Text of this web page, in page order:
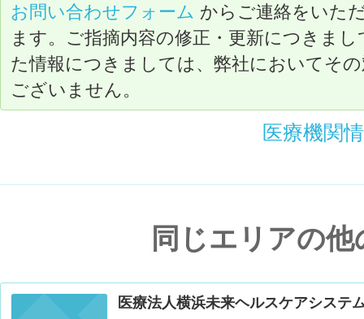
お問い合わせフォーム からご連絡をいた
ます。ご指摘内容の修正・更新につきま
た情報につきましては、弊社においてそ
ございません。
医療機関
同じエリアの他
医療法人横浜未来ヘルスケアシステ